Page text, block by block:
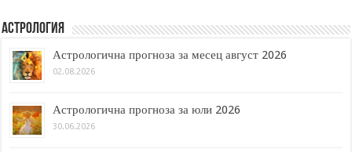
Астрология
Астрологична прогноза за месец август 2026
02.08.2026
Астрологична прогноза за юли 2026
30.06.2026